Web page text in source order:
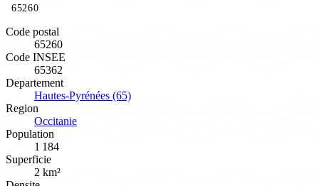
65260
Code postal
65260
Code INSEE
65362
Departement
Hautes-Pyrénées (65)
Region
Occitanie
Population
1 184
Superficie
2 km²